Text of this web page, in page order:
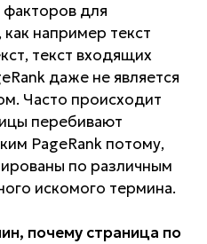
для
например текст
текст входящих
даже не является
Часто происходит
перебивают
PageRank потому,
по различным
искомого термина.
почему страница по